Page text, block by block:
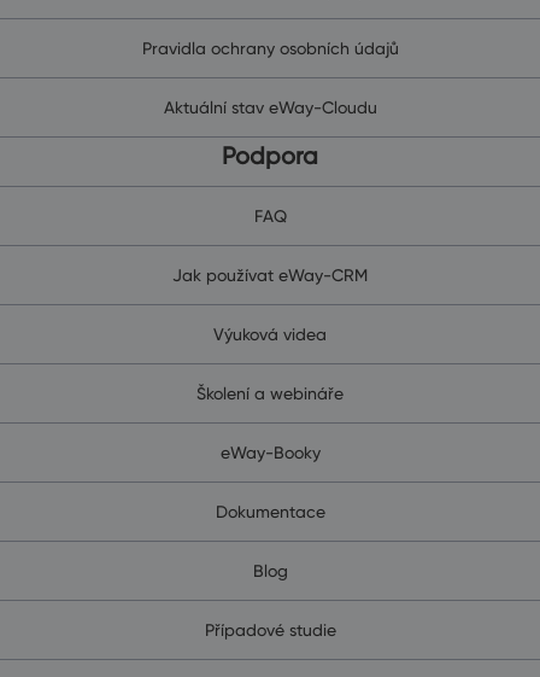
Pravidla ochrany osobních údajů
Aktuální stav eWay-Cloudu
Podpora
FAQ
Jak používat eWay-CRM
Výuková videa
Školení a webináře
eWay-Booky
Dokumentace
Blog
Případové studie